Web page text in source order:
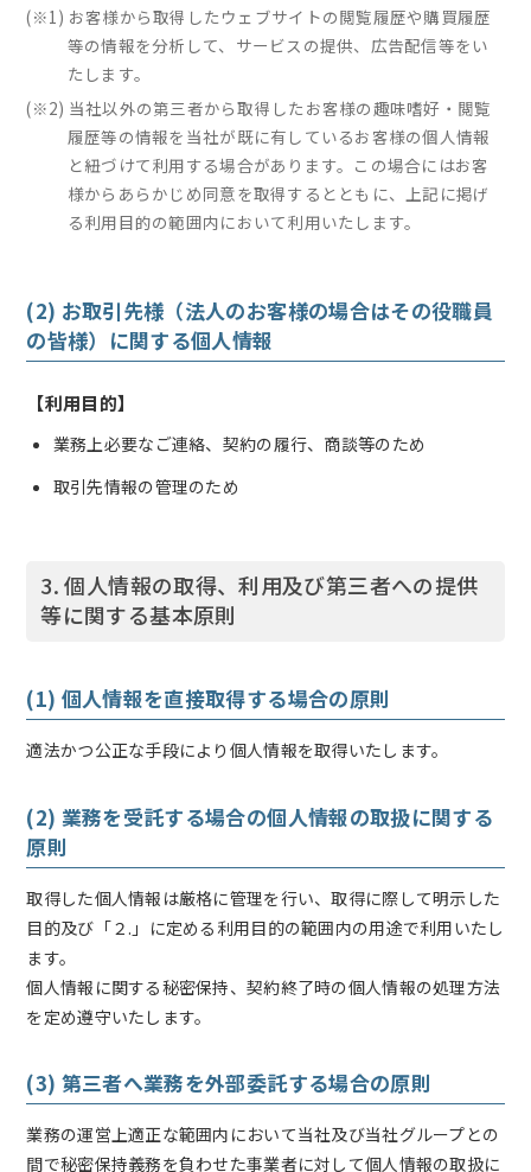
(※1) お客様から取得したウェブサイトの閲覧履歴や購買履歴
等の情報を分析して、サービスの提供、広告配信等をい
たします。
(※2) 当社以外の第三者から取得したお客様の趣味嗜好・閲覧
履歴等の情報を当社が既に有しているお客様の個人情報
と紐づけて利用する場合があります。この場合にはお客
様からあらかじめ同意を取得するとともに、上記に掲げ
る利用目的の範囲内において利用いたします。
(2) お取引先様（法人のお客様の場合はその役職員
の皆様）に関する個人情報
【利用目的】
業務上必要なご連絡、契約の履行、商談等のため
取引先情報の管理のため
3. 個人情報の取得、利用及び第三者への提供
等に関する基本原則
(1) 個人情報を直接取得する場合の原則
適法かつ公正な手段により個人情報を取得いたします。
(2) 業務を受託する場合の個人情報の取扱に関する
原則
取得した個人情報は厳格に管理を行い、取得に際して明示した
目的及び「２.」に定める利用目的の範囲内の用途で利用いたし
ます。
個人情報に関する秘密保持、契約終了時の個人情報の処理方法
を定め遵守いたします。
(3) 第三者へ業務を外部委託する場合の原則
業務の運営上適正な範囲内において当社及び当社グループとの
間で秘密保持義務を負わせた事業者に対して個人情報の取扱に